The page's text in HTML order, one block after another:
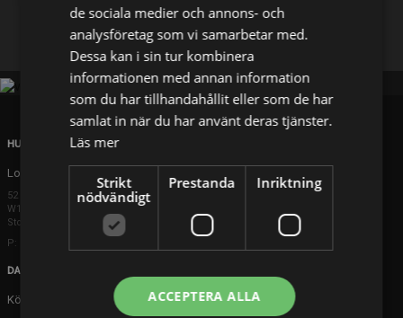
Facebook X
HUVUDKONTOR
London
52 Brook Street
W1K 5DS London
Storbritannien
P: +44 203 608 8181
DANMARK
Köpenhamn
de sociala medier och annons- och
analysföretag som vi samarbetar med.
Dessa kan i sin tur kombinera
informationen med annan information
som du har tillhandahållit eller som de har
samlat in när du har använt deras tjänster.
Läs mer
Strikt
nödvändigt
Prestanda Inriktning
ACCEPTERA ALLA